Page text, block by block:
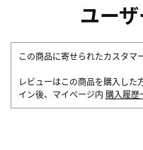
ユー
この商品に寄せられたカスタマ
レビューはこの商品を購入した
イン後、マイページ内 購入履歴